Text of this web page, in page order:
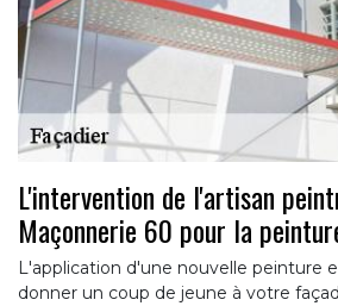
L'intervention de l'artisan
Maçonnerie 60 pour la
L'application d'une nouvelle peinture
donner un coup de jeune à votre